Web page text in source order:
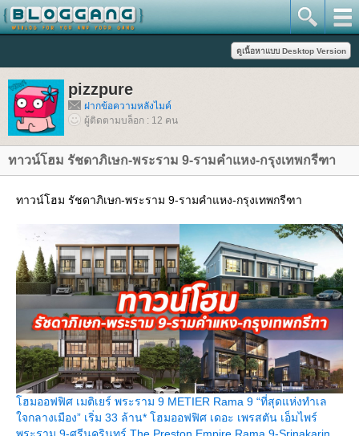
pizzpure
ฝากข้อความหลังไมค์
ผู้ติดตามบล็อก : 12 คน
ทาวน์โฮม รัชดาภิเษก-พระราม 9-รามคำแหง-กรุงเทพกรีฑา
ทาวน์โฮม รัชดาภิเษก-พระราม 9-รามคำแหง-กรุงเทพกรีฑา
ฮมออฟฟิศ เมติเยร์ พระราม 9 METIER Rama 9 “ที่สุดแห่งทำเล
จกลางเมือง” เริ่ม 33 ล้าน* ฮมออฟฟิศ เดอะ เพรสตัน เอ็มไพร์